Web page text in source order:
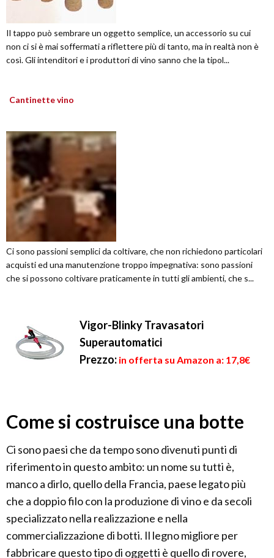
Il tappo può sembrare un oggetto semplice, un accessorio su cui
non ci si è mai soffermati a riflettere più di tanto, ma in realtà non è
così. Gli intenditori e i produttori di vino sanno che la tipol...
Cantinette vino
Ci sono passioni semplici da coltivare, che non richiedono particolari
acquisti ed una manutenzione troppo impegnativa: sono passioni
che si possono coltivare praticamente in tutti gli ambienti, che s...
Vigor-Blinky Travasatori
Superautomatici
Prezzo: in offerta su Amazon a: 17,8€
Come si costruisce una botte
Ci sono paesi che da tempo sono divenuti punti di
riferimento in questo ambito: un nome su tutti è,
manco a dirlo, quello della Francia, paese legato più
che a doppio filo con la produzione di vino e da secoli
specializzato nella realizzazione e nella
commercializzazione di botti. Il legno migliore per
fabbricare questo tipo di oggetti è quello di rovere,